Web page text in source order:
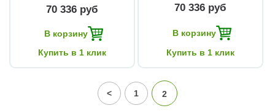
70 336 руб
В корзину
Купить в 1 клик
70 336 руб
В корзину
Купить в 1 клик
< 1 2